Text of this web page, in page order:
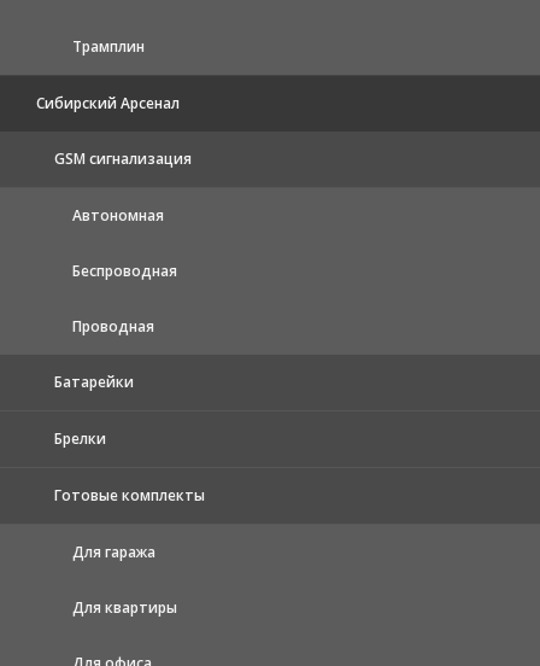
Трамплин
Сибирский Арсенал
GSM сигнализация
Автономная
Беспроводная
Проводная
Батарейки
Брелки
Готовые комплекты
Для гаража
Для квартиры